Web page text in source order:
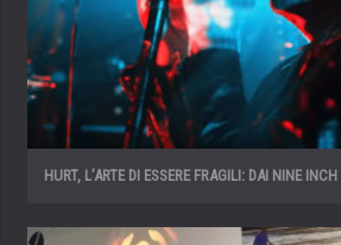
HURT, L’ARTE DI ESSERE FRAGILI: DAI NINE